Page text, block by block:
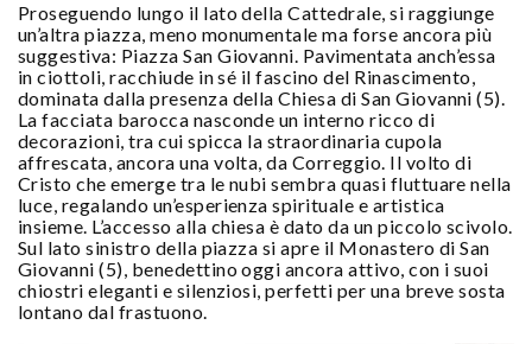
Proseguendo lungo il lato della Cattedrale, si raggiunge
un’altra piazza, meno monumentale ma forse ancora più
suggestiva: Piazza San Giovanni. Pavimentata anch’essa
in ciottoli, racchiude in sé il fascino del Rinascimento,
dominata dalla presenza della Chiesa di San Giovanni (5).
La facciata barocca nasconde un interno ricco di
decorazioni, tra cui spicca la straordinaria cupola
affrescata, ancora una volta, da Correggio. Il volto di
Cristo che emerge tra le nubi sembra quasi fluttuare nella
luce, regalando un’esperienza spirituale e artistica
insieme. L’accesso alla chiesa è dato da un piccolo scivolo.
Sul lato sinistro della piazza si apre il Monastero di San
Giovanni (5), benedettino oggi ancora attivo, con i suoi
chiostri eleganti e silenziosi, perfetti per una breve sosta
lontano dal frastuono.